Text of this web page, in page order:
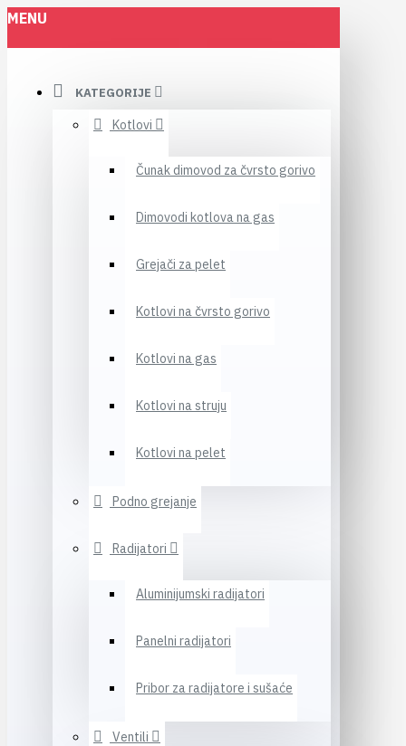
MENU
KATEGORIJE
Kotlovi
Čunak dimovod za čvrsto gorivo
Dimovodi kotlova na gas
Grejači za pelet
Kotlovi na čvrsto gorivo
Kotlovi na gas
Kotlovi na struju
Kotlovi na pelet
Podno grejanje
Radijatori
Aluminijumski radijatori
Panelni radijatori
Pribor za radijatore i sušaće
Ventili